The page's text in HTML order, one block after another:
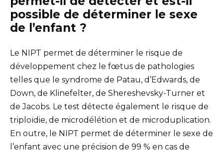
possible de déterminer le sexe
de l’enfant ?
Le NIPT permet de déterminer le risque de
développement chez le fœtus de pathologies
telles que le syndrome de Patau, d’Edwards, de
Down, de Klinefelter, de Shereshevsky-Turner et
de Jacobs. Le test détecte également le risque de
triploïdie, de microdélétion et de microduplication.
En outre, le NIPT permet de déterminer le sexe de
l’enfant avec une précision de 99 % en cas de